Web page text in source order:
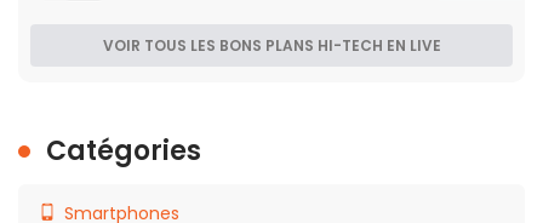
VOIR TOUS LES BONS PLANS HI-TECH EN LIVE
Catégories
Smartphones